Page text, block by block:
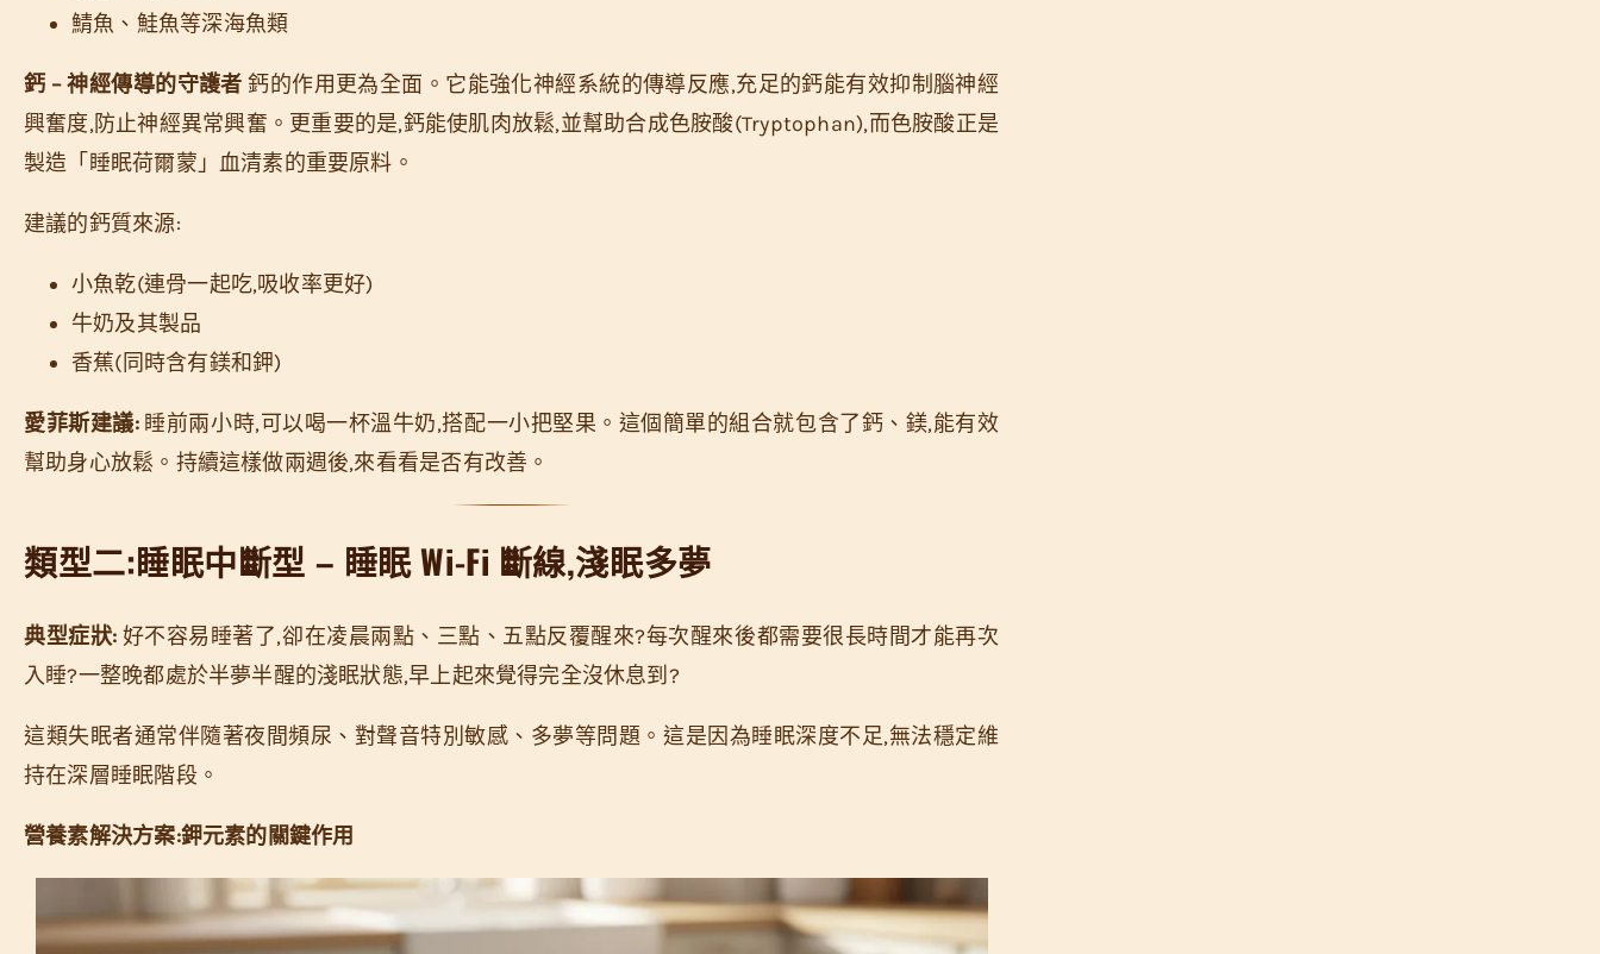
鯖魚、鮭魚等深海魚類
鈣 – 神經傳導的守護者 鈣的作用更為全面。它能強化神經系統的傳導反應,充足的鈣能有效抑制腦神經
興奮度,防止神經異常興奮。更重要的是,鈣能使肌肉放鬆,並幫助合成色胺酸(Tryptophan),而色胺酸正是
製造「睡眠荷爾蒙」血清素的重要原料。
建議的鈣質來源:
小魚乾(連骨一起吃,吸收率更好)
牛奶及其製品
香蕉(同時含有鎂和鉀)
愛菲斯建議:睡前兩小時,可以喝一杯溫牛奶,搭配一小把堅果。這個簡單的組合就包含了鈣、鎂,能有效
幫助身心放鬆。持續這樣做兩週後,來看看是否有改善。
類型二:睡眠中斷型 – 睡眠 Wi-Fi 斷線,淺眠多夢
典型症狀: 好不容易睡著了,卻在凌晨兩點、三點、五點反覆醒來?每次醒來後都需要很長時間才能再次
入睡?一整晚都處於半夢半醒的淺眠狀態,早上起來覺得完全沒休息到?
這類失眠者通常伴隨著夜間頻尿、對聲音特別敏感、多夢等問題。這是因為睡眠深度不足,無法穩定維
持在深層睡眠階段。
營養素解決方案:鉀元素的關鍵作用